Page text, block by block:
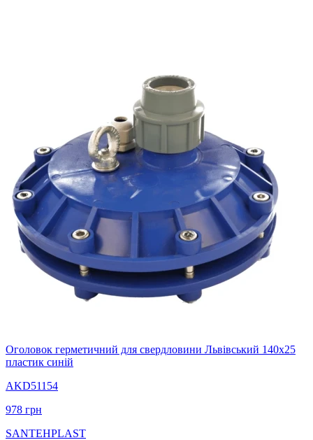
Оголовок герметичний для свердловини Львівський 140х25
пластик синій
AKD51154
978 грн
SANTEHPLAST